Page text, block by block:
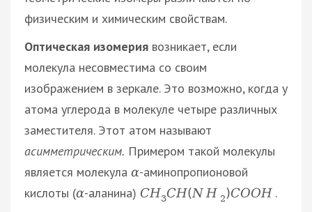
физическим и химическим свойствам.
Оптическая изомерия возникает, если
молекула несовместима со своим
изображением в зеркале. Это возможно, когда у
атома углерода в молекуле четыре различных
заместителя. Этот атом называют
асимметрическим. Примером такой молекулы
является молекула α-аминопропионовой
кислоты (α-аланина) СН3СН(NH 2)COOH .